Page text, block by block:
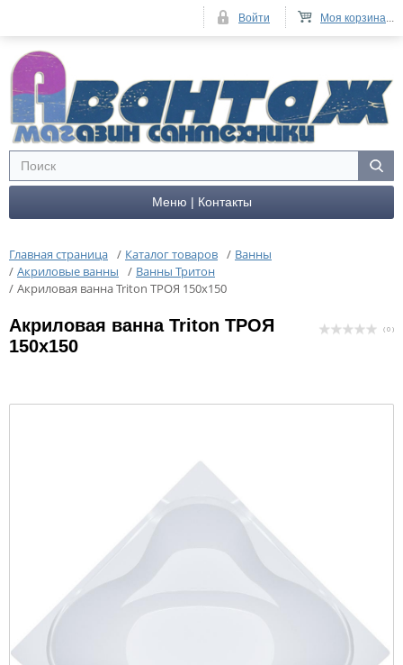
Меню | Контакты
Главная страница / Каталог товаров / Ванны
/ Акриловые ванны / Ванны Тритон
/ Акриловая ванна Triton ТРОЯ 150х150
Акриловая ванна Triton ТРОЯ
150х150
( 0 )
Моя корзина...
Войти